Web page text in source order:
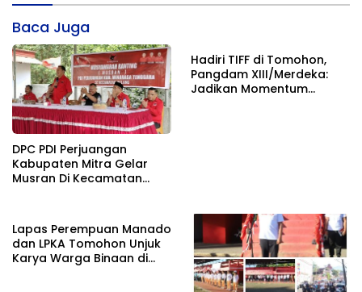
Baca Juga
DPC PDI Perjuangan
Kabupaten Mitra Gelar
Musran Di Kecamatan
Hadiri TIFF di Tomohon,
Pangdam XIII/Merdeka:
Jadikan Momentum
Lapas Perempuan Manado
dan LPKA Tomohon Unjuk
Karya Warga Binaan di